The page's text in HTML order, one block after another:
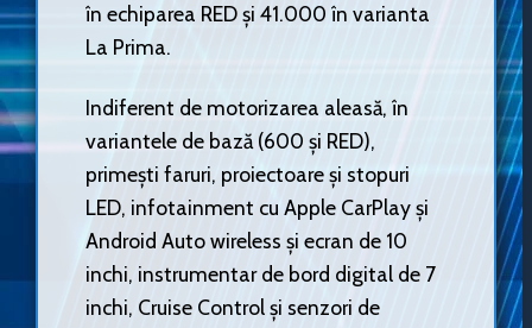
în echiparea RED și 41.000 în varianta
La Prima.
Indiferent de motorizarea aleasă, în
variantele de bază (600 și RED),
primești faruri, proiectoare și stopuri
LED, infotainment cu Apple CarPlay și
Android Auto wireless și ecran de 10
inchi, instrumentar de bord digital de 7
inchi, Cruise Control și senzori de